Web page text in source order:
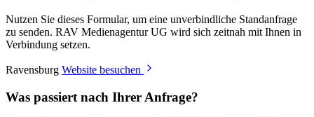
Nutzen Sie dieses Formular, um eine unverbindliche Standanfrage
zu senden. RAV Medienagentur UG wird sich zeitnah mit Ihnen in
Verbindung setzen.
Ravensburg Website besuchen
Was passiert nach Ihrer Anfrage?